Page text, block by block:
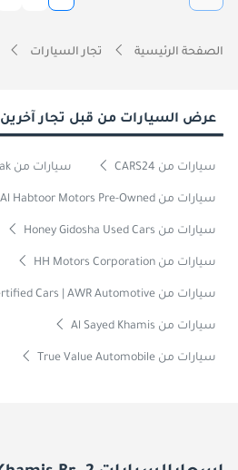
الصفحة الرئيسية تجار السيارات
عرض السيارات من قبل تجار آخرين
سيارات من CARS24 سيارات من Kavak
سيارات من Al Habtoor Motors Pre-Owned
سيارات من Honey Gidosha Used Cars
سيارات من HH Motors Corporation
سيارات من NXT Certified Cars | AWR Automotive
سيارات من Al Sayed Khamis
سيارات من True Value Automobile